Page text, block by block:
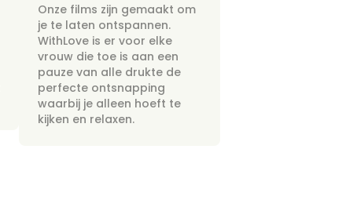
Onze films zijn gemaakt om
je te laten ontspannen.
WithLove is er voor elke
vrouw die toe is aan een
pauze van alle drukte de
perfecte ontsnapping
waarbij je alleen hoeft te
kijken en relaxen.